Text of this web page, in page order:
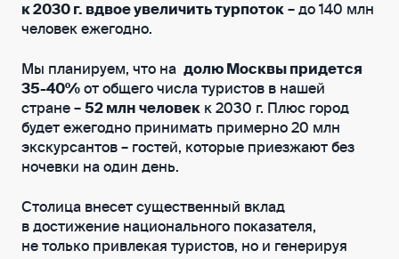
к 2030 г. вдвое увеличить турпоток – до 140 млн
человек ежегодно.
Мы планируем, что на долю Москвы придется
35-40% от общего числа туристов в нашей
стране – 52 млн человек к 2030 г. Плюс город
будет ежегодно принимать примерно 20 млн
экскурсантов – гостей, которые приезжают без
ночевки на один день.
Столица внесет существенный вклад
в достижение национального показателя,
не только привлекая туристов, но и генерируя